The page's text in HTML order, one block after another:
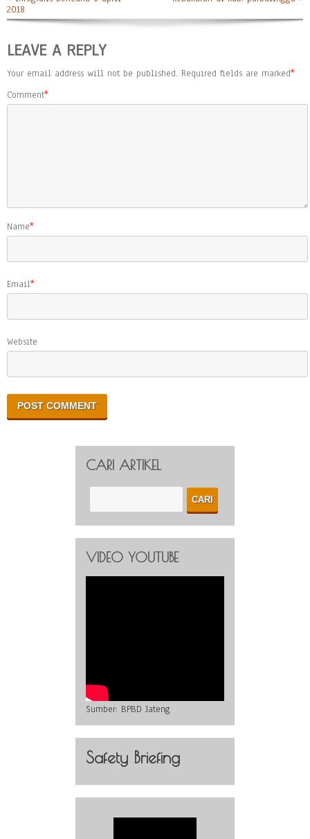
2018
LEAVE A REPLY
Your email address will not be published. Required fields are marked*
Comment*
Name*
Email*
Website
CARI ARTIKEL
VIDEO YOUTUBE
Sumber: BPBD Jateng
Safety Briefing